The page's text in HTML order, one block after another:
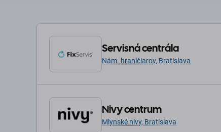
Servisná centrála
Nám. hraničiarov, Bratislava
Nivy centrum
Mlynské nivy, Bratislava